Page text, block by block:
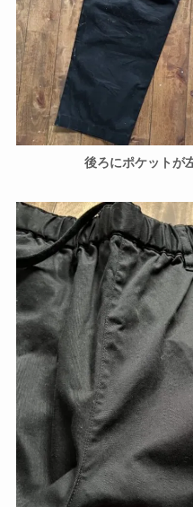
後ろにポケットが